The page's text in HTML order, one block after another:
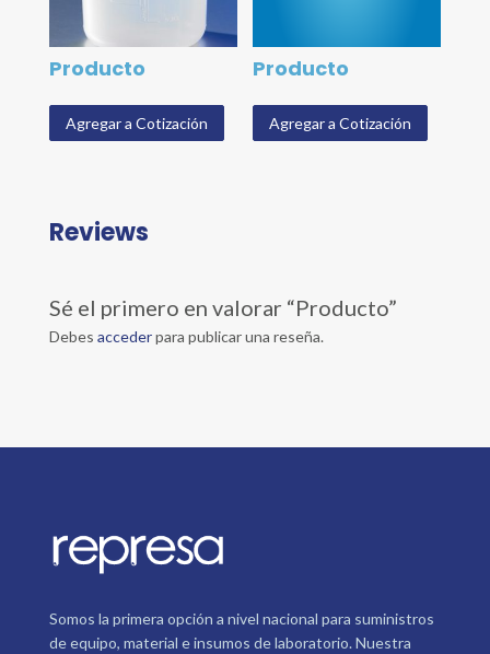
Producto
Agregar a Cotización
Producto
Agregar a Cotización
Reviews
Sé el primero en valorar “Producto”
Debes accederpara publicar una reseña.
Somos la primera opción a nivel nacional para suministros
de equipo, material e insumos de laboratorio. Nuestra